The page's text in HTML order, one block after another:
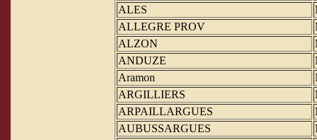
ALES
ALLEGRE PROV
ALZON
ANDUZE
Aramon
ARGILLIERS
ARPAILLARGUES
AUBUSSARGUES